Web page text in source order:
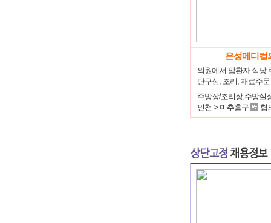
은성메디컬
의원에서 암환자 식당
단구성, 조리, 재료주
다.
인천 > 미추홀구
협